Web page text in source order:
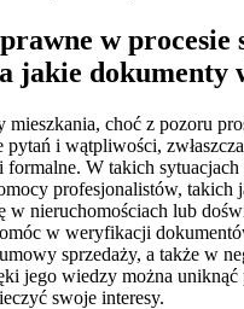
w procesie
jakie dokumenty
mieszkania, choć z pozoru
pytań i wątpliwości,
formalne. W takich
profesjonalistów, takich
w nieruchomościach lub
w weryfikacji
sprzedaży, a także w
jego wiedzy można uniknąć
swoje interesy.